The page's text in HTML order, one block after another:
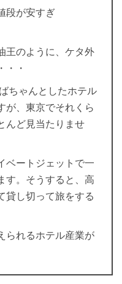
段が安すぎ
王のように、ケタ外
・・
ちゃんとしたホテル
が、東京でそれくら
んど見当たりませ
ベートジェットで一
す。そうすると、高
貸し切って旅をする
られるホテル産業が